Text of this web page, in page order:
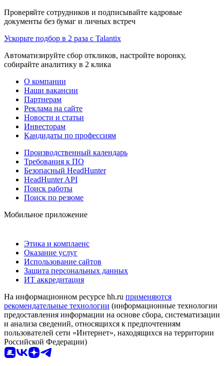
Проверяйте сотрудников и подписывайте кадровые
документы без бумаг и личных встреч
Ускорьте подбор в 2 раза с Talantix
Автоматизируйте сбор откликов, настройте воронку,
собирайте аналитику в 2 клика
О компании
Наши вакансии
Партнерам
Реклама на сайте
Новости и статьи
Инвесторам
Кандидаты по профессиям
Производственный календарь
Требования к ПО
Безопасный HeadHunter
HeadHunter API
Поиск работы
Поиск по резюме
Мобильное приложение
Этика и комплаенс
Оказание услуг
Использование сайтов
Защита персональных данных
ИТ аккредитация
На информационном ресурсе hh.ru применяются
рекомендательные технологии (информационные технологии
предоставления информации на основе сбора, систематизации
и анализа сведений, относящихся к предпочтениям
пользователей сети «Интернет», находящихся на территории
Российской Федерации)